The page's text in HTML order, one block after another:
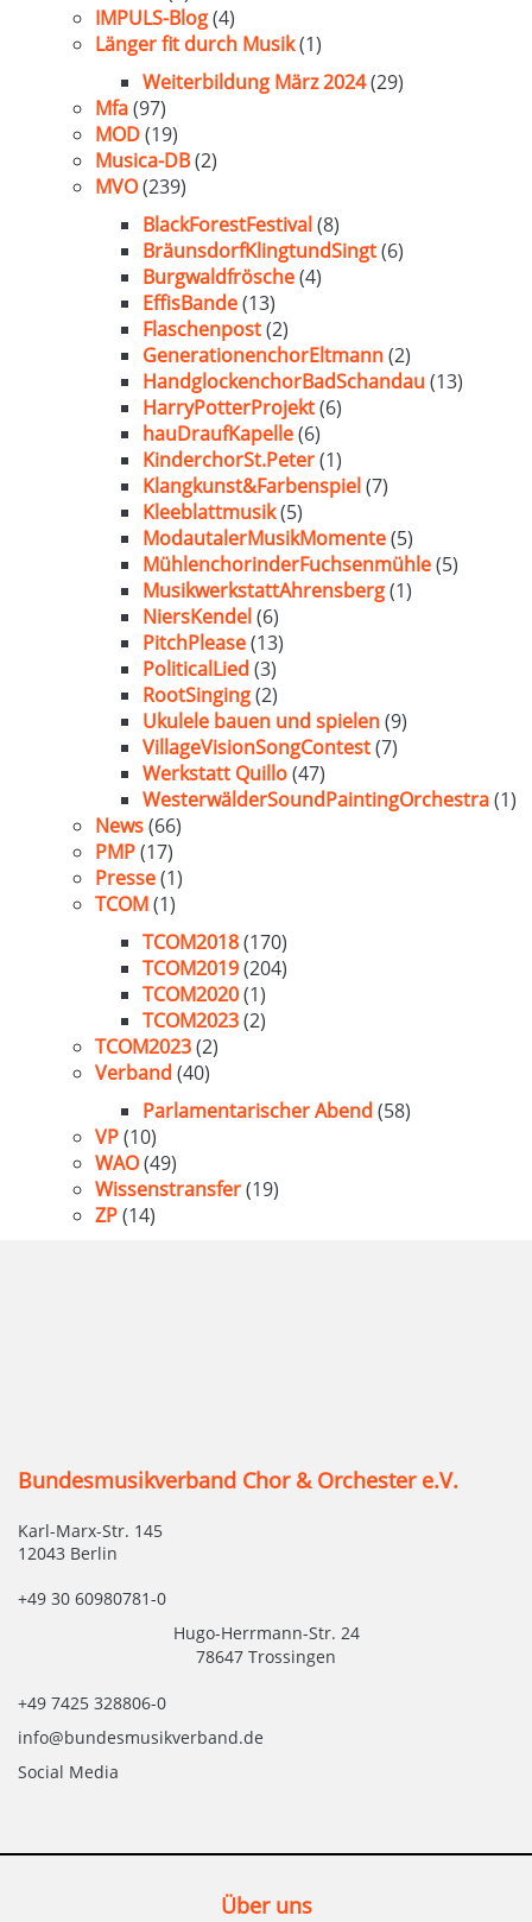
IMPULS-Blog(4)
Länger fit durch Musik(1)
Weiterbildung März 2024(29)
Mfa(97)
MOD(19)
Musica-DB(2)
MVO(239)
BlackForestFestival(8)
BräunsdorfKlingtundSingt(6)
Burgwaldfrösche(4)
EffisBande(13)
Flaschenpost(2)
GenerationenchorEltmann(2)
HandglockenchorBadSchandau(13)
HarryPotterProjekt(6)
hauDraufKapelle(6)
KinderchorSt.Peter(1)
Klangkunst&Farbenspiel(7)
Kleeblattmusik(5)
ModautalerMusikMomente(5)
MühlenchorinderFuchsenmühle(5)
MusikwerkstattAhrensberg(1)
NiersKendel(6)
PitchPlease(13)
PoliticalLied (3)
RootSinging(2)
Ukulele bauen und spielen(9)
VillageVisionSongContest(7)
Werkstatt Quillo(47)
WesterwälderSoundPaintingOrchestra(1)
News(66)
PMP(17)
Presse(1)
TCOM(1)
TCOM2018(170)
TCOM2019(204)
TCOM2020(1)
TCOM2023(2)
TCOM2023(2)
Verband (40)
Parlamentarischer Abend (58)
VP(10)
WAO(49)
Wissenstransfer(19)
ZP(14)
Bundesmusikverband Chor & Orchester e.V.
Karl-Marx-Str. 145
12043 Berlin
+49 30 60980781-0
Hugo-Herrmann-Str. 24
78647 Trossingen
+49 7425 328806-0
info@bundesmusikverband.de
Social Media
Über uns